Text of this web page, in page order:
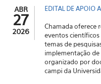
ABR
27
2026
EDITAL DE APOIO
Chamada oferece
eventos
temas de
implementação de
organizado por
campi da